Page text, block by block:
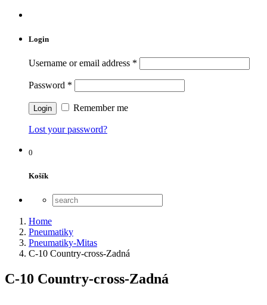
Login
Username or email address *
Password *
Remember me
Lost your password?
0
Košík
Home
Pneumatiky
Pneumatiky-Mitas
C-10 Country-cross-Zadná
C-10 Country-cross-Zadná